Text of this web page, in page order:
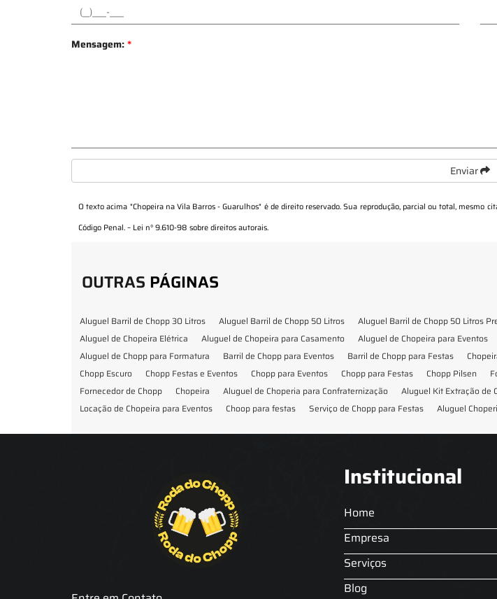
Mensagem:*
Enviar
O texto acima "Chopeira na Vila Barros - Guarulhos" é de direito reservado. Sua reprodução, parcial ou total, mesmo
Código Penal. – Lei n° 9.610-98 sobre direitos autorais.
OUTRAS PÁGINAS
Aluguel Barril de Chopp 30 Litros Aluguel Barril de Chopp 50 Litros Aluguel Barril de Chopp 50 Litros
Aluguel de Chopeira Elétrica
Aluguel de Chopeira para Casamento Aluguel de Chopeira para Eventos
Aluguel de Chopp para Formatura
Barril de Chopp para Eventos Barril de Chopp para Festas
Chopp Escuro
Chopp Festas e Eventos Chopp para Eventos Chopp para Festas Chopp Pilsen
Fornecedor de Chopp
Chopeira Aluguel de Choperia para Confraternização Aluguel Kit Extração de
Locação de Chopeira para Eventos
Choop para festas Serviço de Chopp para Festas Aluguel
Institucional
Home
Empresa
Serviços
Blog